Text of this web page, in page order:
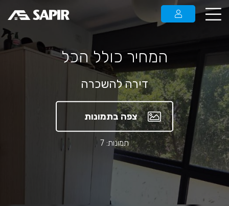
המחיר כולל הכל
דירה להשכרה
צפה בתמונות
תמונות: 7